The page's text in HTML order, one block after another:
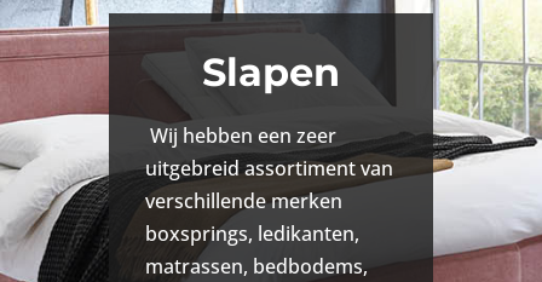
Slapen
Wij hebben een zeer
uitgebreid assortiment van
verschillende merken
boxsprings, ledikanten,
matrassen, bedbodems,